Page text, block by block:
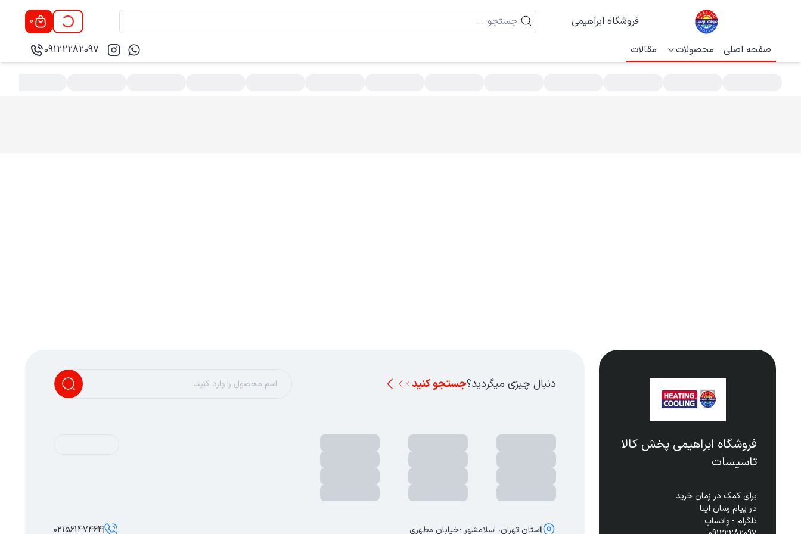
فروشگاه ابراهیمی 0
صفحه اصلی محصولات مقالات 09122282097
فروشگاه ابراهیمی پخش کالا
تاسیسات
دنبال چیزی میگردید؟جستجو کنید
استان تهران، اسلامشهر -خیابان مطهری 02156147464